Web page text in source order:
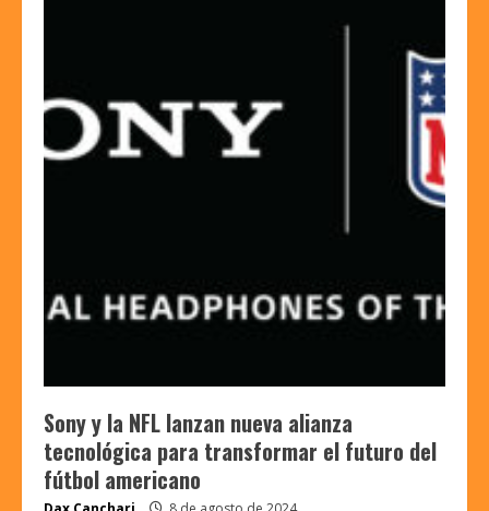
Sony y la NFL lanzan nueva alianza
tecnológica para transformar el futuro del
fútbol americano